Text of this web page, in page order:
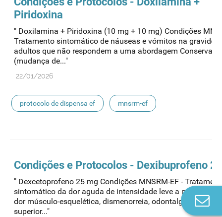
Piridoxina
" Doxilamina + Piridoxina (10 mg + 10 mg) Condições
Tratamento sintomático de náuseas e vómitos na gravidez
adultos que não respondem a uma abordagem
(mudança de..."
22/01/2026
protocolo de dispensa ef mnsrm-ef
Condições e Protocolos - Dexibuprofeno
" Dexcetoprofeno 25 mg Condições MNSRM-EF -
sintomático da dor aguda de intensidade leve a moderada,
dor músculo-esquelética, dismenorreia, odontalgia - Idade
superior..."